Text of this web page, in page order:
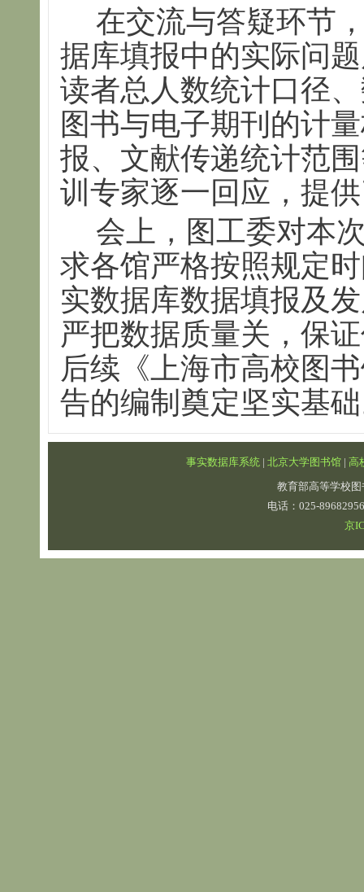
在交流与答疑环节
据库填报中的实际问
读者总人数统计口径
图书与电子期刊的计
报、文献传递统计范
训专家逐一回应，提
会上，图工委对本
求各馆严格按照规定
实数据库数据填报及
严把数据质量关，保
后续《上海市高校图
告的编制奠定坚实基
事实数据库系统 | 北京大学图书馆| 高
教育部高等学校
电话：025-
京